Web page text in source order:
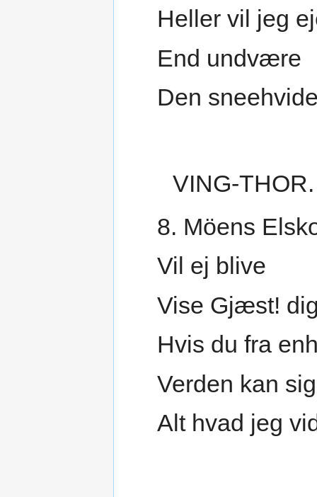
Heller vil jeg
End undvære
Den
VING-THOR.
8. Möens
Vil ej blive
Vise Gjæst!
Hvis du fra
Verden kan
Alt hvad jeg